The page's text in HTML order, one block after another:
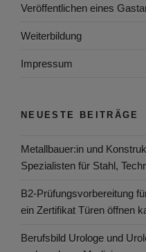
Veröffentlichen eines
Weiterbildung
Impressum
NEUESTE BEITRÄGE
Metallbauer:in und
Spezialisten für Stahl,
B2-Prüfungsvorbereitung
ein Zertifikat Türen öffnen
Berufsbild Urologe und